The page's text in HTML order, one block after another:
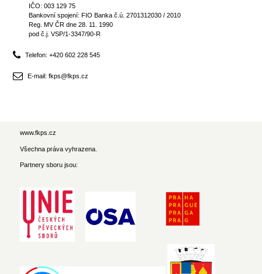
IČO: 003 129 75
Bankovní spojení: FIO Banka č.ú. 2701312030 / 2010
Reg. MV ČR dne 28. 11. 1990
pod č.j. VSP/1-3347/90-R
Telefon: +420 602 228 545
E-mail: fkps@fkps.cz
www.fkps.cz
Všechna práva vyhrazena.
Partnery sboru jsou: